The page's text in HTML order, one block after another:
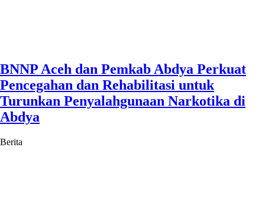
BNNP Aceh dan Pemkab Abdya Perkuat
Pencegahan dan Rehabilitasi untuk
Turunkan Penyalahgunaan Narkotika di
Abdya
Berita